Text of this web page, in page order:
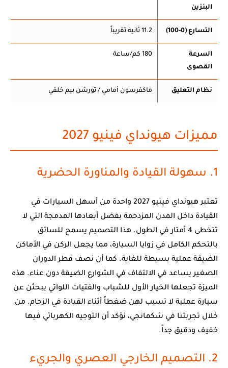
البنزين
التسارع (0-100) 11.2 ثانية تقريباً
السرعة
القصوى
180 كم/ساعة
نظام التعليق ماكفرسون أمامي / تورشن بيم خلفي
مميزات هيونداي فينيو 2027
1. سهولة القيادة والمناورة الحضرية
تعتبر هيونداي فينيو 2027 واحدة من أسهل السيارات في
القيادة داخل المدن المزدحمة بفضل أبعادها المدمجة التي لا
تتخطى 4 أمتار في الطول. هذا التصميم يسمح للسائق
بالتحكم الكامل في زوايا السيارة، مما يجعل الركن في الأماكن
الضيقة عملية بسيطة للغاية. كما أن نصف قطر الدوران
الصغير يساعد في الالتفاف في الشوارع الضيقة دون عناء. هذه
الميزة تجعلها الخيار الأول للشباب والفتيات اللواتي يبحثن عن
سيارة عملية لا تسبب لهن ضغطاً أثناء القيادة في الزحام. من
خلال تجربتنا في شكمانجي، نؤكد أن التوجيه الكهربائي فيها
خفيف ودقيق جداً.
2. التصميم الخارجي العصري والجريء